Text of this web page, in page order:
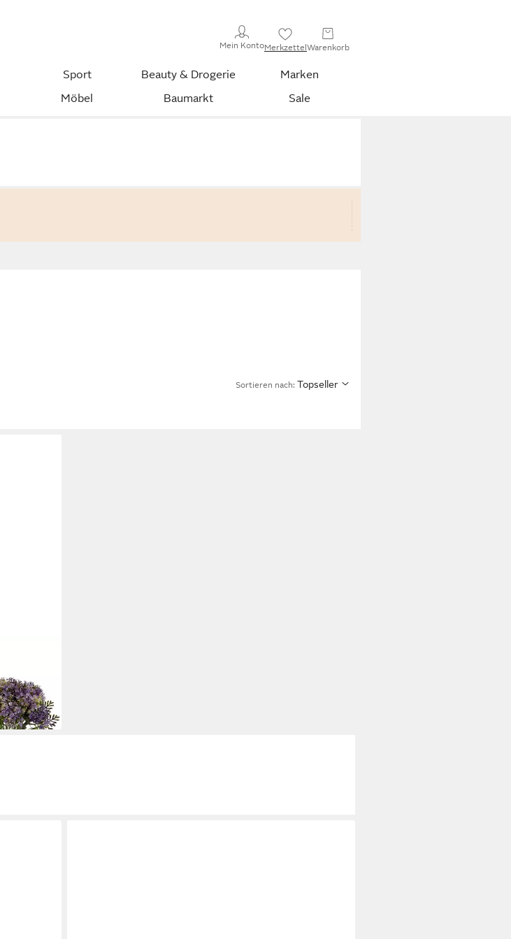
Mein KontoMerkzettelWarenkorb
Sport Beauty & Drogerie
Marken
Möbel Baumarkt Sale
Sortieren nach: Topseller